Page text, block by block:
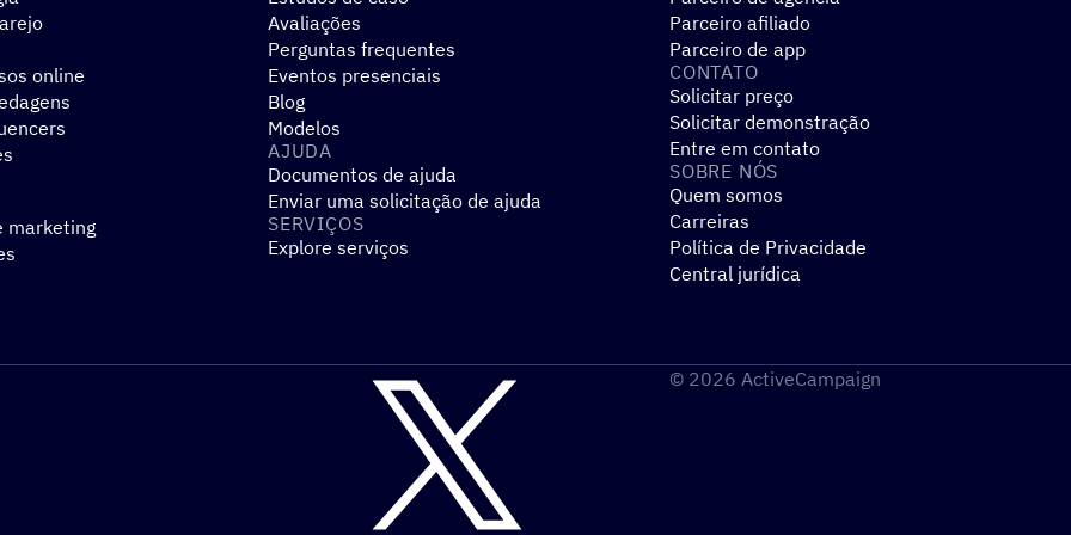
online
marketing
Avaliações
Perguntas frequentes
Eventos presenciais
Blog
Modelos
AJUDA
Documentos de ajuda
Enviar uma solicitação de ajuda
SERVIÇOS
Explore serviços
Parceiro afiliado
Parceiro de app
CONTATO
Solicitar preço
Solicitar demonstração
Entre em contato
SOBRE NÓS
Quem somos
Carreiras
Política de Privacidade
Central jurídica
© 2026 ActiveCampaign